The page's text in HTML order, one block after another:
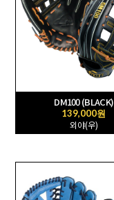
DM100 (BLACK)
139,000원
외야(우)